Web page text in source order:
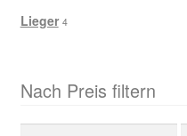
Lieger 4
Nach Preis filtern